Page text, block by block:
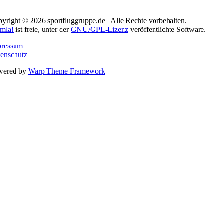
© 2026 sportfluggruppe.de . Alle Rechte vorbehalten.
ist freie, unter derGNU/GPL-Lizenz veröffentlichte Software.
by Warp Theme Framework